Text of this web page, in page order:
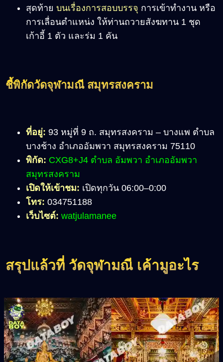
สุดท้าย บนเรื่องการสอบบรรจุ การเข้าทำงาน หรือ
การเลื่อนตำแหน่ง ให้ท่านถวายสังฆทาน 1 ชุด
เก้าอี้ 1 ตัว และร่ม 1 คัน
ชี้พิกัดวัดจุฬามณี สมุทรสงคราม
ที่อยู่: 93 หมู่ที่ 9 ถ. สมุทรสงคราม – บางแพ ตำบล
บางช้าง อำเภออัมพวา สมุทรสงคราม 75110
พิกัด: CXG8+J4 ตำบล อัมพวา อำเภออัมพวา
สมุทรสงคราม
เปิดให้เข้าชม: เปิดทุกวัน 06:00–0:00
โทร: 034751188
เว็บไซต์: watjulamanee
สรุปแล้วที่ วัดจุฬามณี เค้ามูอะไร